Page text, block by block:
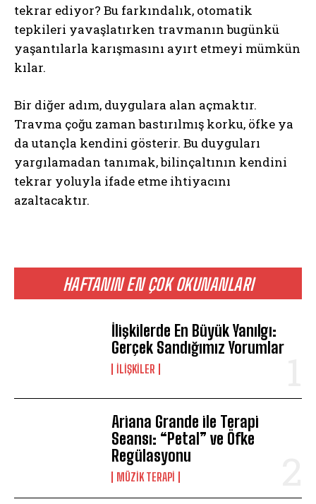
HAFTANIN EN ÇOK OKUNANLARI
İlişkilerde En Büyük Yanılgı:
Gerçek Sandığımız Yorumlar
İLIŞKILER
Ariana Grande ile Terapi
Seansı: “Petal” ve Öfke
Regülasyonu
MÜZIK TERAPI
tekrar ediyor? Bu farkındalık, otomatik
tepkileri yavaşlatırken travmanın bugünkü
yaşantılarla karışmasını ayırt etmeyi mümkün
kılar.
Bir diğer adım, duygulara alan açmaktır.
Travma çoğu zaman bastırılmış korku, öfke ya
da utançla kendini gösterir. Bu duyguları
yargılamadan tanımak, bilinçaltının kendini
tekrar yoluyla ifade etme ihtiyacını
azaltacaktır.